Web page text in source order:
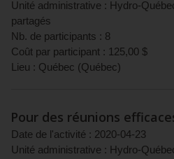
Unité administrative : Hydro-
partagés
Nb. de participants : 8
Coût par participant : 125,00 $
Lieu : Québec (Québec)
Pour des réunions
Date de l'activité : 2020-04-23
Unité administrative : Hydro-